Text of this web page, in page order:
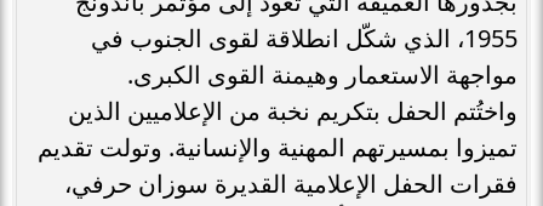
1955، الذي شكّل انطلاقة لقوى الجنوب في
مواجهة الاستعمار وهيمنة القوى الكبرى.
واختُتم الحفل بتكريم نخبة من الإعلاميين الذين
تميزوا بمسيرتهم المهنية والإنسانية. وتولت تقديم
فقرات الحفل الإعلامية القديرة سوزان حرفي،